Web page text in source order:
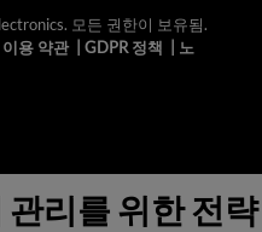
모든 권한이 보유됨.
이용 약관| GDPR 정책
노
리를 위한 전략